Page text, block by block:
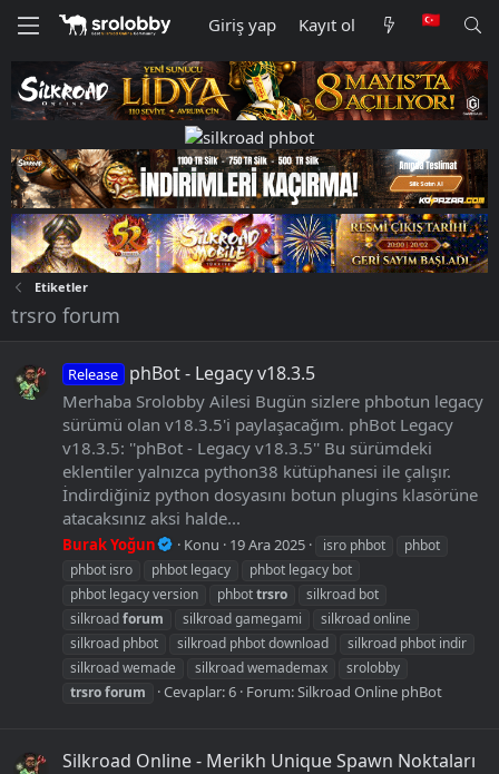
Giriş yap Kayıt ol
Etiketler
trsro forum
Release phBot - Legacy v18.3.5
Merhaba Srolobby Ailesi Bugün sizlere phbotun legacy
sürümü olan v18.3.5'i paylaşacağım. phBot Legacy
v18.3.5: ''phBot - Legacy v18.3.5'' Bu sürümdeki
eklentiler yalnızca python38 kütüphanesi ile çalışır.
İndirdiğiniz python dosyasını botun plugins klasörüne
atacaksınız aksi halde...
Burak Yoğun Konu 19 Ara 2025 isro phbot
phbot
phbot isro
phbot legacy
phbot legacy bot
phbot legacy version
phbottrsro
silkroad bot
silkroadforum silkroad gamegami
silkroad online
silkroad phbot
silkroad phbot download
silkroad phbot indir
silkroad wemade
silkroad wemademax
srolobby
trsroforum Cevaplar: 6 Forum:Silkroad Online phBot
Silkroad Online - Merikh Unique Spawn Noktaları